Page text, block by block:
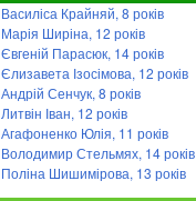
Василіса Крайняй, 8 років
Марія Ширіна, 12 років
Євгеній Парасюк, 14 років
Єлизавета Ізосімова, 12 років
Андрій Сенчук, 8 років
Литвін Іван, 12 років
Агафоненко Юлія, 11 років
Володимир Стельмях, 14 років
Поліна Шишимірова, 13 років